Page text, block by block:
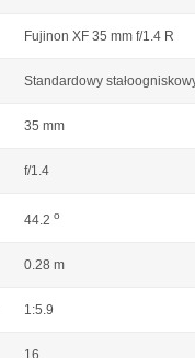
Fujinon XF 35 mm f/1.4 R
Standardowy
35 mm
f/1.4
44.2 o
0.28 m
1:5.9
16